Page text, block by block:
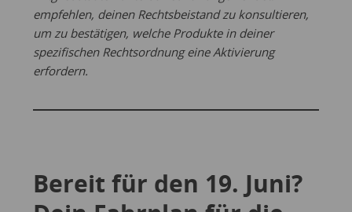
empfehlen, deinen Rechtsbeistand zu konsultieren,
um zu bestätigen, welche Produkte in deiner
spezifischen Rechtsordnung eine Aktivierung
erfordern.
Bereit für den 19. Juni?